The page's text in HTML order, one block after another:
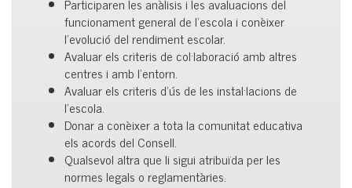
funcionament general de l’escola i conèixer
l’evolució del rendiment escolar.
Avaluar els criteris de col·laboració amb altres
centres i amb l’entorn.
Avaluar els criteris d’ús de les instal·lacions de
l’escola.
Donar a conèixer a tota la comunitat educativa
els acords del Consell.
Qualsevol altra que li sigui atribuïda per les
normes legals o reglamentàries.